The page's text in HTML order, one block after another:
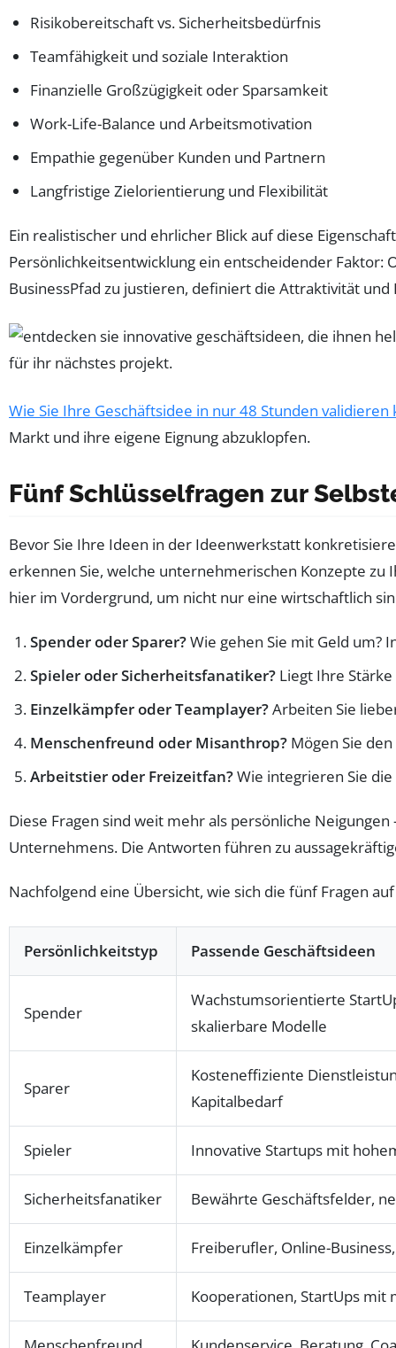
Risikobereitschaft vs. Sicherheitsbedürfnis
Teamfähigkeit und soziale Interaktion
Finanzielle Großzügigkeit oder Sparsamkeit
Work-Life-Balance und Arbeitsmotivation
Empathie gegenüber Kunden und Partnern
Langfristige Zielorientierung und Flexibilität
Ein realistischer und ehrlicher Blick auf diese
Persönlichkeitsentwicklung ein entscheidender
BusinessPfad zu justieren, definiert die Attraktivität
Wie Sie Ihre Geschäftsidee in nur 48 Stunden validieren
Markt und ihre eigene Eignung abzuklopfen.
Fünf Schlüsselfragen zur
Bevor Sie Ihre Ideen in der Ideenwerkstatt
erkennen Sie, welche unternehmerischen Konzepte
hier im Vordergrund, um nicht nur eine wirtschaftlich
Spender oder Sparer?Wie gehen Sie mit Geld um?
Spieler oder Sicherheitsfanatiker? Liegt Ihre
Einzelkämpfer oder Teamplayer?Arbeiten Sie
Menschenfreund oder Misanthrop? Mögen Sie
Arbeitstier oder Freizeitfan?Wie integrieren Sie
Diese Fragen sind weit mehr als persönliche
Unternehmens. Die Antworten führen zu
Nachfolgend eine Übersicht, wie sich die fünf Fragen
Persönlichkeitstyp Passende Geschäftsideen
Spender
Wachstumsorientierte
skalierbare Modelle
Sparer
Kosteneffiziente
Kapitalbedarf
Spieler Innovative Startups mit
Sicherheitsfanatiker Bewährte Geschäftsfelder,
Einzelkämpfer Freiberufler, Online-
Teamplayer Kooperationen, StartUps mit